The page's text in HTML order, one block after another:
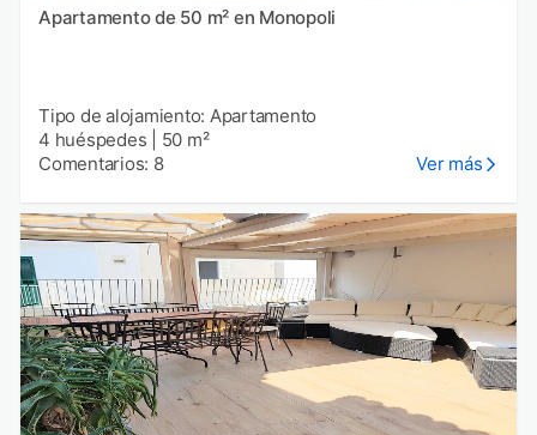
Apartamento de 50 m² en Monopoli
Tipo de alojamiento: Apartamento
4 huéspedes
50 m²
Comentarios: 8
Ver más